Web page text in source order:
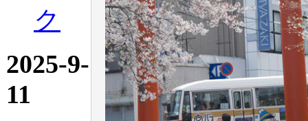
ク
2025-9-
11